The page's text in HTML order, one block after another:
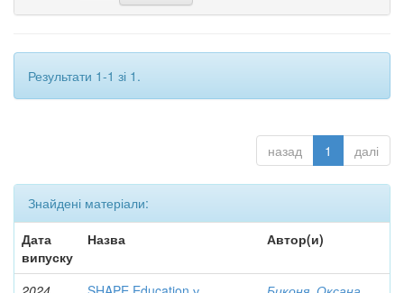
Результати 1-1 зі 1.
назад 1 далі
Знайдені матеріали:
Дата
випуску
Назва Автор(и)